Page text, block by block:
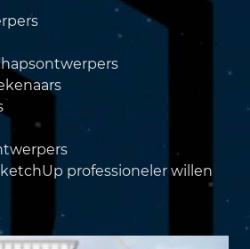
professioneler willen